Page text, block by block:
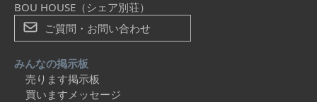
BOU HOUSE（シェア別荘）
ご質問・お問い合わせ
みんなの掲示板
売ります掲示板
買いますメッセージ